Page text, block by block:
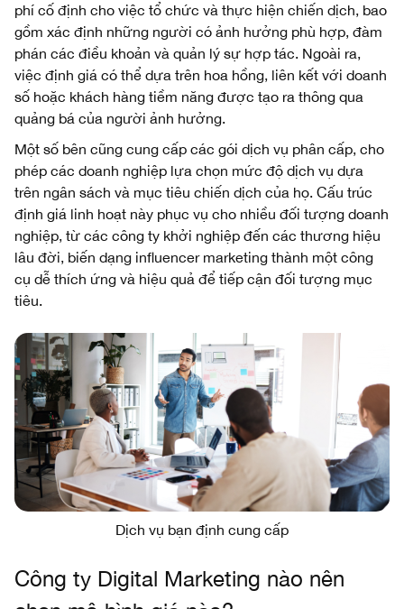
phí cố định cho việc tổ chức và thực hiện chiến dịch, bao
gồm xác định những người có ảnh hưởng phù hợp, đàm
phán các điều khoản và quản lý sự hợp tác. Ngoài ra,
việc định giá có thể dựa trên hoa hồng, liên kết với doanh
số hoặc khách hàng tiềm năng được tạo ra thông qua
quảng bá của người ảnh hưởng.
Một số bên cũng cung cấp các gói dịch vụ phân cấp, cho
phép các doanh nghiệp lựa chọn mức độ dịch vụ dựa
trên ngân sách và mục tiêu chiến dịch của họ. Cấu trúc
định giá linh hoạt này phục vụ cho nhiều đối tượng doanh
nghiệp, từ các công ty khởi nghiệp đến các thương hiệu
lâu đời, biến dạng influencer marketing thành một công
cụ dễ thích ứng và hiệu quả để tiếp cận đối tượng mục
tiêu.
Dịch vụ bạn định cung cấp
Công ty Digital Marketing nào nên